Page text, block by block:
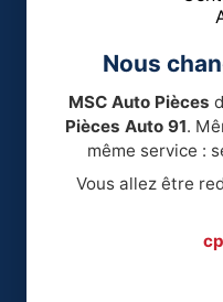
Nous
MSC Auto Pièces
Pièces Auto 91.
même service :
Vous allez être